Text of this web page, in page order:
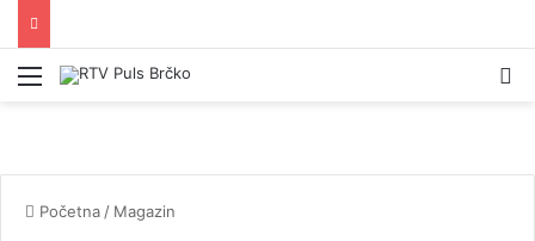
Izbornik
Početna / Magazin